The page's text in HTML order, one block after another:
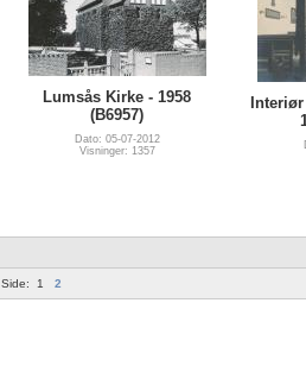
Lumsås Kirke - 1958
(B6957)
Dato: 05-07-2012
Visninger: 1357
Side: 1 2